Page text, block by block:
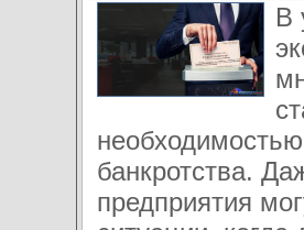
В
банкротства.
предприятия